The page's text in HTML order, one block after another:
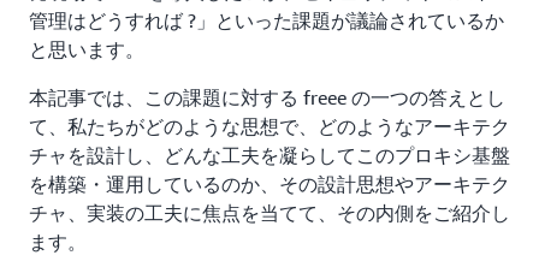
管理はどうすれば ?」といった課題が議論されているか
と思います。
本記事では、この課題に対する freee の一つの答えとし
て、私たちがどのような思想で、どのようなアーキテク
チャを設計し、どんな工夫を凝らしてこのプロキシ基盤
を構築・運用しているのか、その設計思想やアーキテク
チャ、実装の工夫に焦点を当てて、その内側をご紹介し
ます。